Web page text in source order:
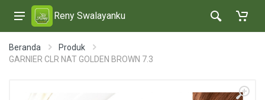
Reny Swalayanku
Beranda
Produk
GARNIER CLR NAT GOLDEN BROWN 7.3